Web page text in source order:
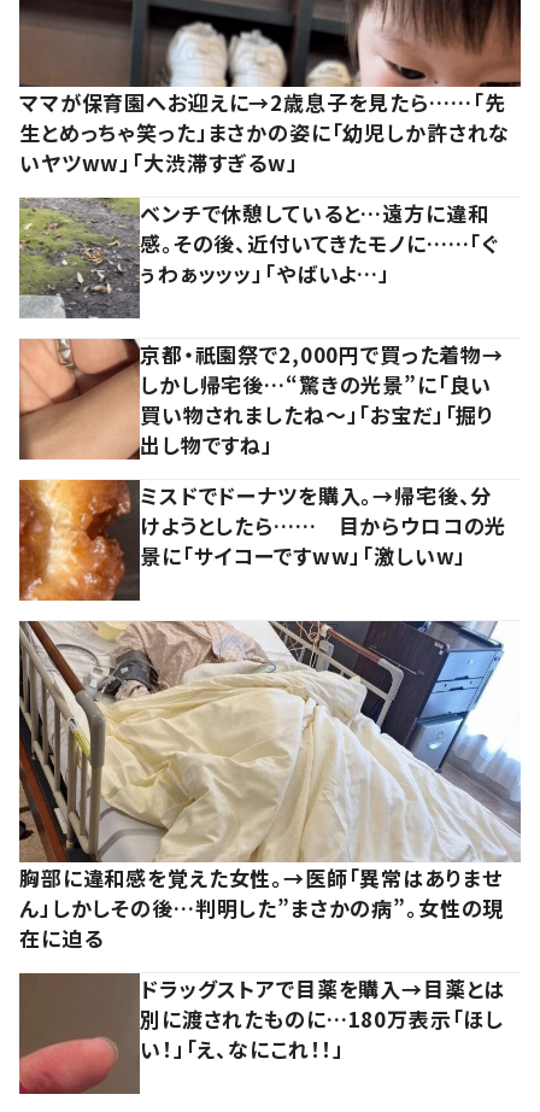
ママが保育園へお迎えに→2歳息子を見たら……「先
生とめっちゃ笑った」まさかの姿に「幼児しか許されな
いヤツww」「大渋滞すぎるw」
ベンチで休憩していると…遠方に違和
感。その後、近付いてきたモノに……「ぐ
ぅわぁッッッ」「やばいよ…」
京都・祇園祭で2,000円で買った着物→
しかし帰宅後…“驚きの光景”に「良い
買い物されましたね～」「お宝だ」「掘り
出し物ですね」
ミスドでドーナツを購入。→帰宅後、分
けようとしたら…… 目からウロコの光
景に「サイコーですww」「激しいw」
胸部に違和感を覚えた女性。→医師「異常はありませ
ん」しかしその後…判明した”まさかの病”。女性の現
在に迫る
ドラッグストアで目薬を購入→目薬とは
別に渡されたものに…180万表示「ほし
い！」「え、なにこれ！！」